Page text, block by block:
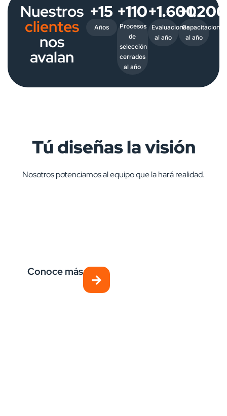
Nuestros
clientes
nos
avalan
+15
Años
+110
Procesos
de
selección
cerrados
al año
+1.600
Evaluaciones
al año
+1.200
Capacitaciones
al año
Tú diseñas la visión
Nosotros potenciamos al equipo que la hará realidad.
Conoce más